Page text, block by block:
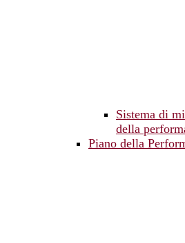
Sistema di
della
Piano della